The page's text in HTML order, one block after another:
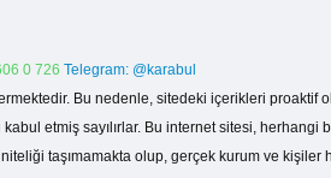
0 726 Telegram: @karabul
Bu nedenle, sitedeki içerikleri proaktif
etmiş sayılırlar. Bu internet sitesi, herhangi
taşımamakta olup, gerçek kurum ve kişiler